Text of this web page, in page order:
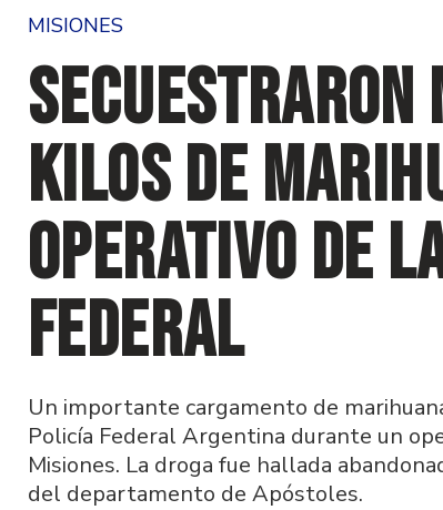
MISIONES
Secuestraron
kilos de
operativo de
Federal
Un importante cargamento de
Policía Federal Argentina durante un
Misiones. La droga fue hallada
del departamento de Apóstoles.